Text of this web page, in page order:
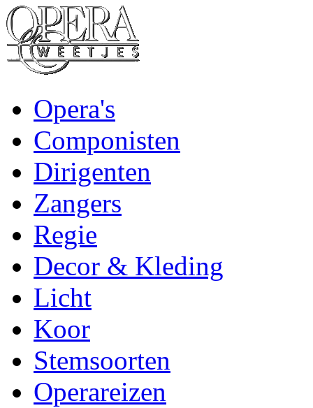
Opera's
Componisten
Dirigenten
Zangers
Regie
Decor & Kleding
Licht
Koor
Stemsoorten
Operareizen